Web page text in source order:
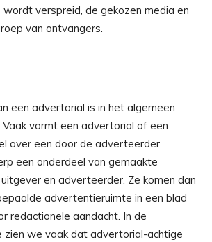
verspreid, de gekozen media en
van ontvangers.
een advertorial is in het algemeen
vormt een advertorial of een
over een door de adverteerder
een onderdeel van gemaakte
en adverteerder. Ze komen dan
advertentieruimte in een blad
redactionele aandacht. In de
zien we vaak dat advertorial-achtige